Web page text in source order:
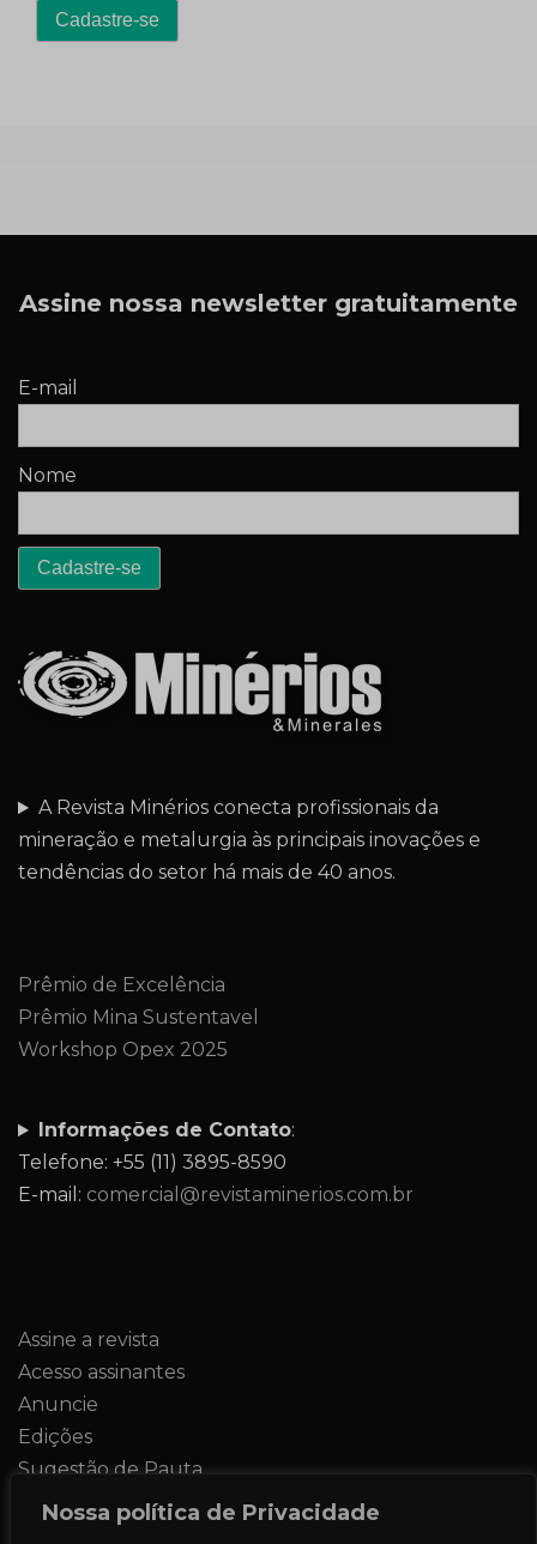
Nossa política de Privacidade
Assine nossa newsletter gratuitamente
E-mail
Nome
A Revista Minérios conecta profissionais da
mineração e metalurgia às principais inovações e
tendências do setor há mais de 40 anos.
Prêmio de Excelência
Prêmio Mina Sustentavel
Workshop Opex 2025
Informações de Contato:
Telefone: +55 (11) 3895-8590
E-mail: comercial@revistaminerios.com.br
Assine a revista
Acesso assinantes
Anuncie
Edições
Sugestão de Pauta
Contato